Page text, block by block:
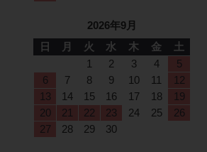
2026年9月
日
月 火 水 木 金
土
1
2 3 4
5
6
7 8 9 10 11
12
13
14 15 16 17 18
19
20
21 22 23 24 25
26
27
28 29 30